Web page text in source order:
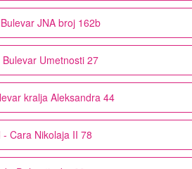
JNA broj 162b
Umetnosti 27
kralja Aleksandra 44
- Cara Nikolaja II 78